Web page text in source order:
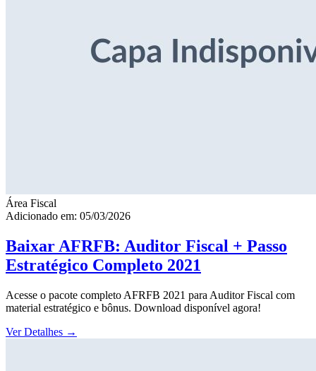
Área Fiscal
Adicionado em: 05/03/2026
Baixar AFRFB: Auditor Fiscal + Passo
Estratégico Completo 2021
Acesse o pacote completo AFRFB 2021 para Auditor Fiscal com
material estratégico e bônus. Download disponível agora!
Ver Detalhes →